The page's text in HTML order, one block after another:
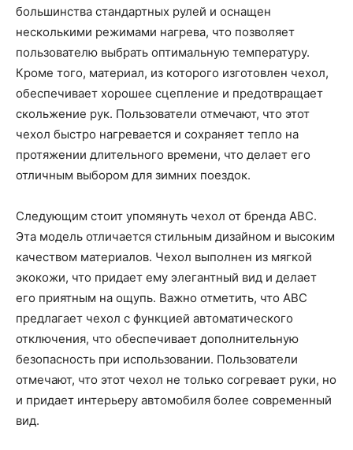
большинства стандартных рулей и оснащен
несколькими режимами нагрева, что позволяет
пользователю выбрать оптимальную температуру.
Кроме того, материал, из которого изготовлен чехол,
обеспечивает хорошее сцепление и предотвращает
скольжение рук. Пользователи отмечают, что этот
чехол быстро нагревается и сохраняет тепло на
протяжении длительного времени, что делает его
отличным выбором для зимних поездок.
Следующим стоит упомянуть чехол от бренда ABC.
Эта модель отличается стильным дизайном и высоким
качеством материалов. Чехол выполнен из мягкой
экокожи, что придает ему элегантный вид и делает
его приятным на ощупь. Важно отметить, что ABC
предлагает чехол с функцией автоматического
отключения, что обеспечивает дополнительную
безопасность при использовании. Пользователи
отмечают, что этот чехол не только согревает руки, но
и придает интерьеру автомобиля более современный
вид.